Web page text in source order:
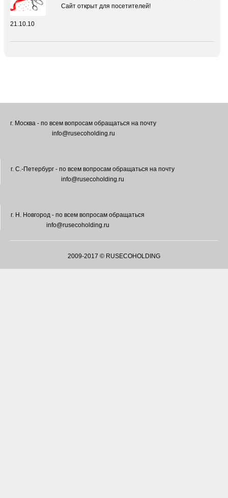
21.10.10
Сайт открыт для посетителей!
г. Москва - по всем вопросам обращаться на почту
info@rusecoholding.ru
г. С.-Петербург - по всем вопросам обращаться на почту
info@rusecoholding.ru
г. Н. Новгород - по всем вопросам обращаться
info@rusecoholding.ru
2009-2017 © RUSECOHOLDING